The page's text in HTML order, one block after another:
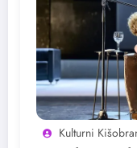
Kulturni